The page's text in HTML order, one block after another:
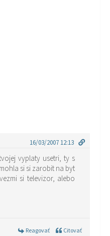
16/03/2007 12:13
vyplaty usetri, ty s
si si zarobit na byt
si televizor, alebo
Reagovať Citovať